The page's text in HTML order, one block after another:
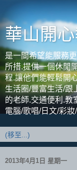
華山開
是一間希望能服務
所措.提供一個休閒
程.讓他們能輕鬆開
生活圈/豐富生活/跟
的老師.交通便利.教
電腦/歌唱/日文/彩
2013年4月1日 星期一